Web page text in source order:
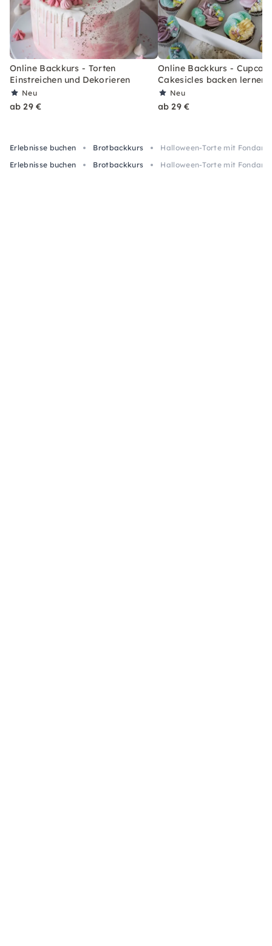
Online Backkurs - Torten
Einstreichen und Dekorieren
Neu
ab 29 €
Online Backkurs -
Cakesicles backen lernen
Neu
ab 29 €
Erlebnisse buchen Brotbackkurs
Halloween-Torte mit
Erlebnisse buchen
Brotbackkurs Halloween-Torte mit